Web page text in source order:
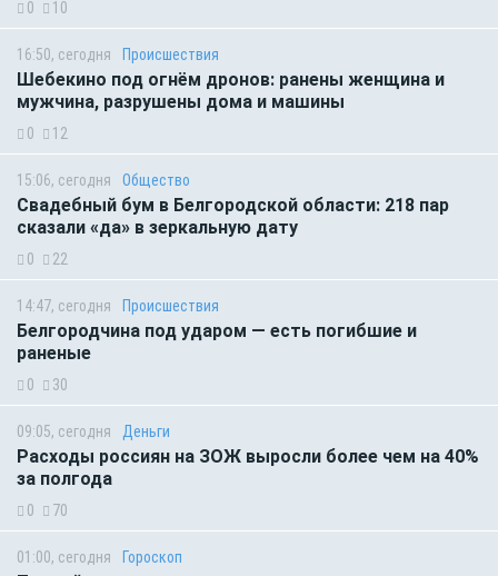
0 10
16:50, сегодня Происшествия
Шебекино под огнём дронов: ранены женщина и
мужчина, разрушены дома и машины
0 12
15:06, сегодня Общество
Свадебный бум в Белгородской области: 218 пар
сказали «да» в зеркальную дату
0 22
14:47, сегодня Происшествия
Белгородчина под ударом — есть погибшие и
раненые
0 30
09:05, сегодня Деньги
Расходы россиян на ЗОЖ выросли более чем на 40%
за полгода
0 70
01:00, сегодня Гороскоп